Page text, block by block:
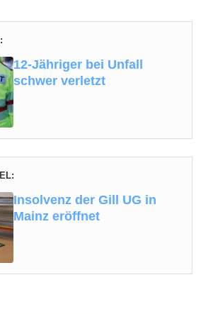
12-Jähriger bei Unfall
schwer verletzt
Insolvenz der Gill UG in
Mainz eröffnet